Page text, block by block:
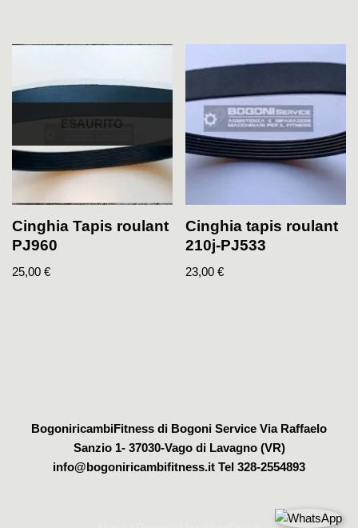
ESAURITO
Cinghia Tapis roulant
PJ960
25,00 €
Cinghia tapis roulant
210j-PJ533
23,00€
BogoniricambiFitness di Bogoni Service Via Raffaelo
Sanzio 1- 37030-Vago di Lavagno (VR)
info@bogoniricambifitness.it Tel 328-2554893